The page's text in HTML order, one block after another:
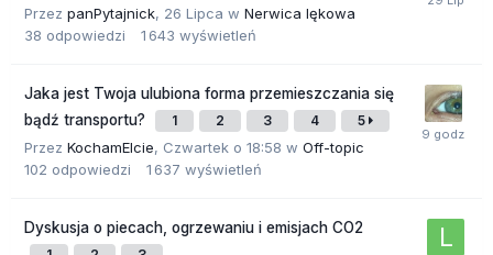
Przez panPytajnick, 26 Lipca w Nerwica lękowa
38 odpowiedzi 1 643 wyświetleń
Jaka jest Twoja ulubiona forma przemieszczania się
bądź transportu?
1 2 3 4 5
Przez KochamElcie, Czwartek o 18:58 w Off-topic
102 odpowiedzi 1 637 wyświetleń
Dyskusja o piecach, ogrzewaniu i emisjach CO2